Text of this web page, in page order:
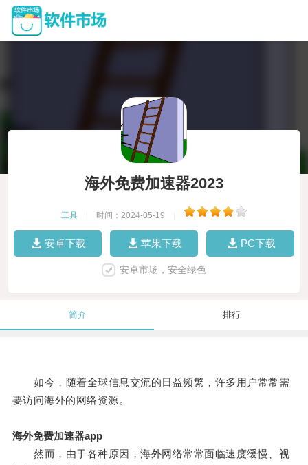
海外免费加速器2023
工具 时间：2024-05-19
安卓下载 苹果下载 PC下载
安卓市场，安全绿色
简介 排行
如今，随着全球信息交流的日益频繁，许多用户常常需
要访问海外的网络资源。
海外免费加速器app
然而，由于各种原因，海外网络常常面临速度缓慢、视